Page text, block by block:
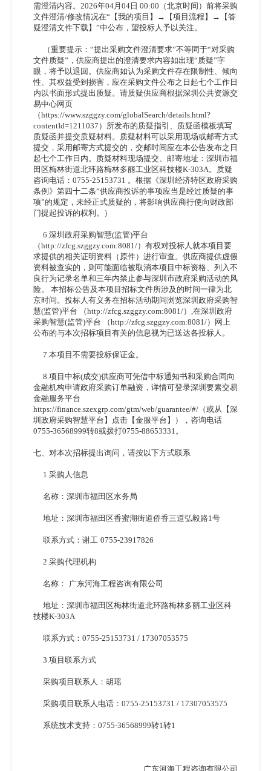
需澄清内容。2026年04月04日 00:00（北京时间）前将采购
文件澄清/修改情况在“【我的项目】→【项目流程】→【答
疑澄清文件下载】”中公布，望投标人予以关注。
（重要提示： “提出采购文件澄清要求”不等同于“对采购
文件质疑”，供应商提出的澄清要求内容如出现“质疑”字
眼，将予以退回。供应商如认为采购文件存在限制性、倾向
性、其权益受到损害，应在采购文件公布之日起七个工作日
内以书面形式提出质疑。请质疑供应商根据深圳公共资源交
易中心网页
（https://www.szggzy.com/globalSearch/details.html?
contentId=1211037）所发布的质疑指引、质疑函模板填写
质疑函并提交质疑材料。质疑材料可以采用现场或邮寄方式
提交，采用邮寄方式提交的，交邮时间应在本公告发布之日
起七个工作日内。质疑材料现场提交、邮寄地址：深圳市福
田区梅林街道北环路梅林多丽工业区科技楼K-303A。质疑
咨询电话：0755-25153731 。根据《深圳经济特区政府采购
条例》第四十二条“供应商投诉的事项应当是经过质疑的事
项”的规定，未经正式质疑的，将影响供应商行使向财政部
门提起投诉的权利。）
6.深圳政府采购智慧(监管)平台
（http://zfcg.szggzy.com:8081/）有权对投标人就本项目要
求提供的相关证明资料（原件）进行审查。供应商提供虚假
资料被查实的，则可能面临被取消本项目中标资格、列入不
良行为记录名单和三年内禁止参与深圳市政府采购活动的风
险。 本招标公告及本项目招标文件所涉及的时间一律为北
京时间。投标人有义务在招标活动期间浏览深圳政府采购智
慧(监管)平台 （http://zfcg.szggzy.com:8081/）,在深圳政府
采购智慧(监管)平台 （http://zfcg.szggzy.com:8081/）网上
公布的与本次招标项目有关的信息视为已送达各投标人。
7.本项目不需要投标保证金。
8.项目中标(成交)供应商可凭借中标通知书和采购合同向
金融机构申请政府采购订单融资，详情可登录深圳要素交易
金融服务平台
https://finance.szexgrp.com/gtm/web/guarantee/#/（或从【深
圳政府采购智慧平台】点击【金服平台】），咨询电话
0755-36568999转8或拨打0755-88653331。
七、对本次招标提出询问，请按以下方式联系
1.采购人信息
名称：深圳市福田区水务局
地址：深圳市福田区香蜜湖街道侨香三道弘毅路1号
联系方式：谢工 0755-23917826
2.采购代理机构
名称： 广东河海工程咨询有限公司
地址：深圳市福田区梅林街道北环路梅林多丽工业区科
技楼K-303A
联系方式： 0755-25153731 / 17307053575
3.项目联系方式
采购项目联系人：胡瑶
采购项目联系人电话： 0755-25153731 / 17307053575
系统技术支持： 0755-36568999转1转1
广东河海工程咨询有限公司